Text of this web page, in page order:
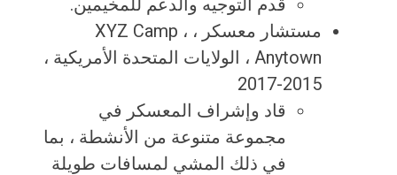
قدم التوجيه والدعم للمخيمين.
مستشار معسكر ، XYZ Camp ،
Anytown ، الولايات المتحدة الأمريكية ،
2015-2017
قاد وإشراف المعسكر في
مجموعة متنوعة من الأنشطة ، بما
في ذلك المشي لمسافات طويلة